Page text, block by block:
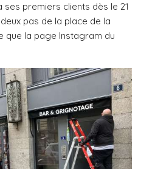
ses premiers clients dès le 21
pas de la place de la
que la page Instagram du